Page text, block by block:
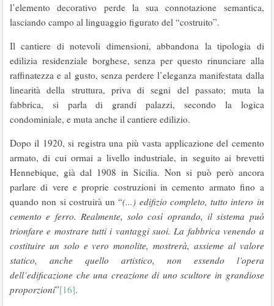
l’elemento decorativo perde la sua connotazione semantica,
lasciando campo al linguaggio figurato del “costruito”.
Il cantiere di notevoli dimensioni, abbandona la tipologia di
edilizia residenziale borghese, senza per questo rinunciare alla
raffinatezza e al gusto, senza perdere l’eleganza manifestata dalla
linearità della struttura, priva di segni del passato; muta la
fabbrica, si parla di grandi palazzi, secondo la logica
condominiale, e muta anche il cantiere edilizio.
Dopo il 1920, si registra una più vasta applicazione del cemento
armato, di cui ormai a livello industriale, in seguito ai brevetti
Hennebique, già dal 1908 in Sicilia. Non si può però ancora
parlare di vere e proprie costruzioni in cemento armato fino a
quando non si costruirà un “(...) edifizio completo, tutto intero in
cemento e ferro. Realmente, solo così oprando, il sistema può
trionfare e mostrare tutti i vantaggi suoi. La fabbrica venendo a
costituire un solo e vero monolite, mostrerà, assieme al valore
statico, anche quello artistico, non essendo l’opera
dell’edificazione che una creazione di uno scultore in grandiose
proporzioni”[16].